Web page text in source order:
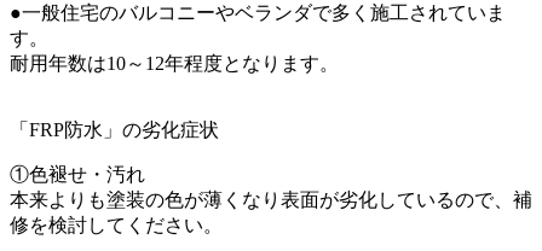
●一般住宅のバルコニーやベランダで多く施工されていま
す。
耐用年数は10～12年程度となります。
「FRP防水」の劣化症状
①色褪せ・汚れ
本来よりも塗装の色が薄くなり表面が劣化しているので、補
修を検討してください。